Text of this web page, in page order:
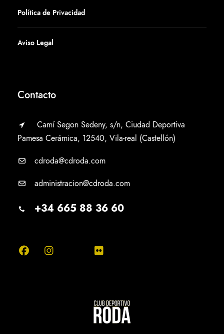
Política de Privacidad
Aviso Legal
Contacto
Camí Segon Sedeny, s/n, Ciudad Deportiva
Pamesa Cerámica, 12540, Vila-real (Castellón)
cdroda@cdroda.com
administracion@cdroda.com
+34 665 88 36 60